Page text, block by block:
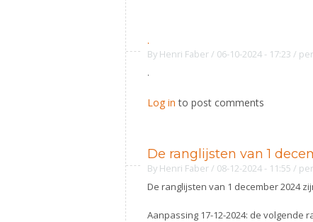
.
By Henri Faber/ 06-10-2024 - 17:23 /
.
Log in to post comments
De ranglijsten van 1
By Henri Faber/ 08-12-2024 - 11:55 /
De ranglijsten van 1 december 2024
Aanpassing 17-12-2024: de volgende